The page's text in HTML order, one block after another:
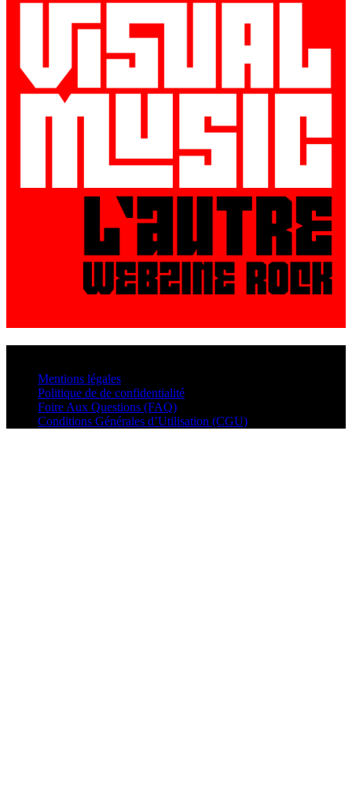
Mentions légales
Politique de de confidentialité
Foire Aux Questions (FAQ)
Conditions Générales d’Utilisation (CGU)